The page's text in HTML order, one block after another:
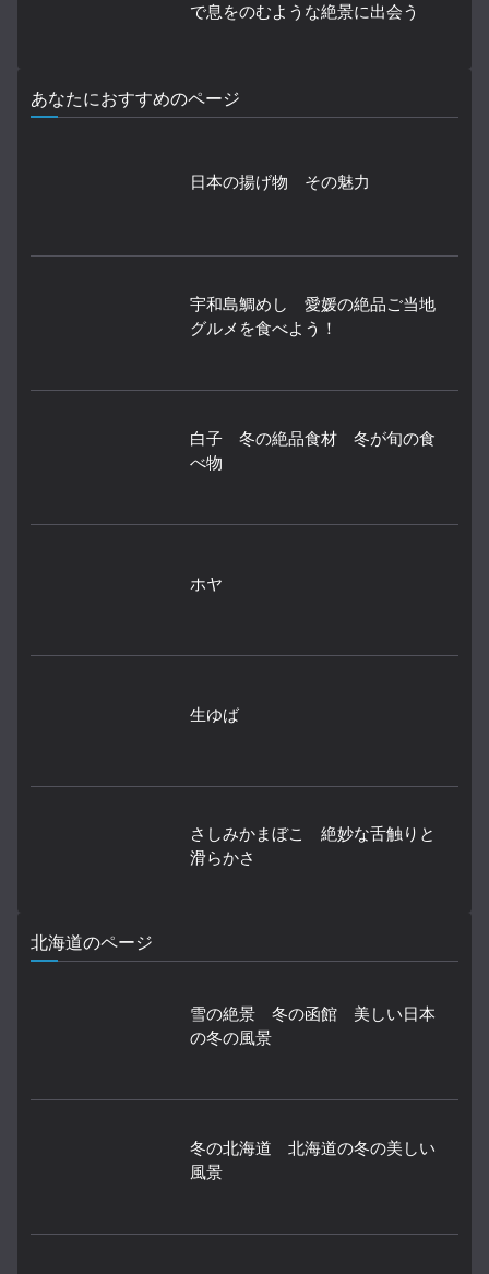
で息をのむような絶景に出会う
あなたにおすすめのページ
日本の揚げ物 その魅力
宇和島鯛めし 愛媛の絶品ご当地
グルメを食べよう！
白子 冬の絶品食材 冬が旬の食
べ物
ホヤ
生ゆば
さしみかまぼこ 絶妙な舌触りと
滑らかさ
北海道のページ
雪の絶景 冬の函館 美しい日本
の冬の風景
冬の北海道 北海道の冬の美しい
風景